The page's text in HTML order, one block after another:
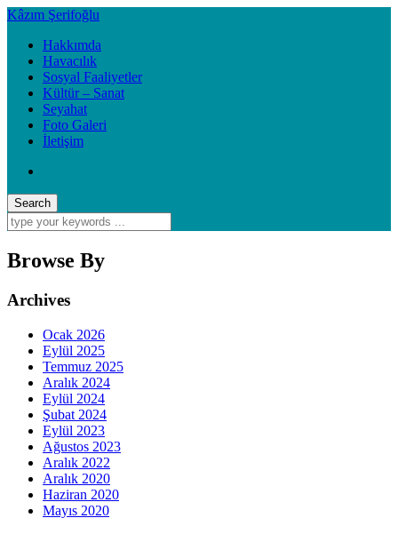
Kâzım Şerifoğlu
Hakkımda
Havacılık
Sosyal Faaliyetler
Kültür – Sanat
Seyahat
Foto Galeri
İletişim
Browse By
Archives
Ocak 2026
Eylül 2025
Temmuz 2025
Aralık 2024
Eylül 2024
Şubat 2024
Eylül 2023
Ağustos 2023
Aralık 2022
Aralık 2020
Haziran 2020
Mayıs 2020